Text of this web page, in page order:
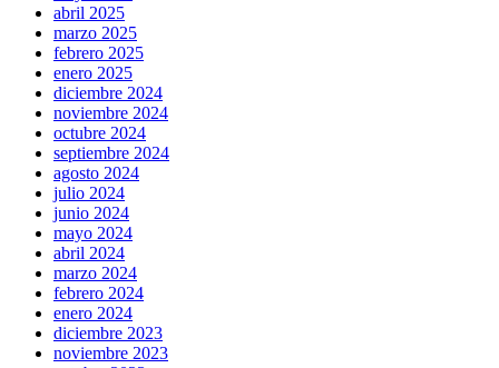
abril 2025
marzo 2025
febrero 2025
enero 2025
diciembre 2024
noviembre 2024
octubre 2024
septiembre 2024
agosto 2024
julio 2024
junio 2024
mayo 2024
abril 2024
marzo 2024
febrero 2024
enero 2024
diciembre 2023
noviembre 2023